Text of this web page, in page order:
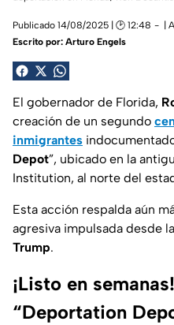
Publicado 14/08/2025 | 🕑 12:48 |
Escrito por: Arturo Engels
El gobernador de Florida,
creación de un segundo
inmigrantes
Depot”, ubicado en la
Institution, al norte del
Esta acción respalda aún
agresiva impulsada desde la
Trump.
¡Listo en
“Deportation